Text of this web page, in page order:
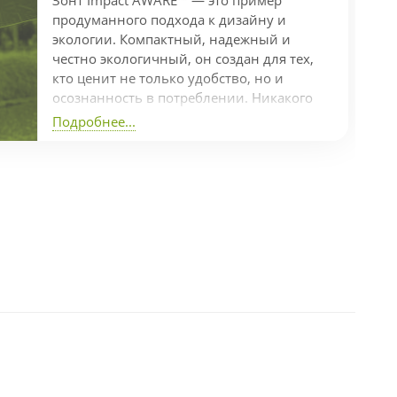
продуманного подхода к дизайну и
экологии. Компактный, надежный и
честно экологичный, он создан для тех,
кто ценит не только удобство, но и
осознанность в потреблении. Никакого
гринвошинга — только реальные
действия Коллекция Impact включает
Подробнее...